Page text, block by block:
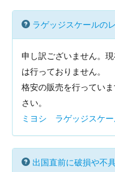
ラゲッジスケールの
申し訳ございません。
は行っておりません。
格安の販売を行ってい
さい。
ミヨシ ラゲッジスケー
出国直前に破損や不